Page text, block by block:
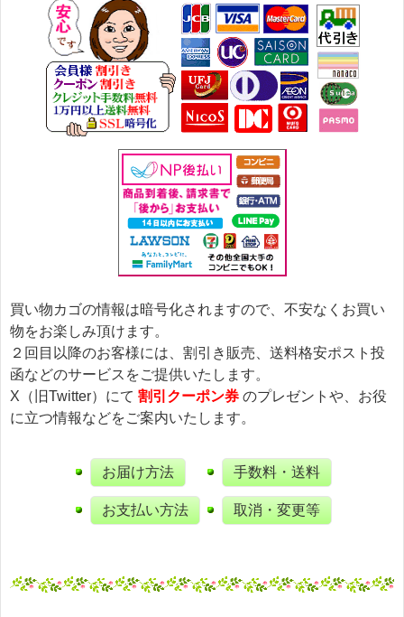
買い物カゴの情報は暗号化されますので、不安なくお買い
物をお楽しみ頂けます。
２回目以降のお客様には、割引き販売、送料格安ポスト投
函などのサービスをご提供いたします。
X（旧Twitter）にて 割引クーポン券 のプレゼントや、お役
に立つ情報などをご案内いたします。
お届け方法
お支払い方法
手数料・送料
取消・変更等